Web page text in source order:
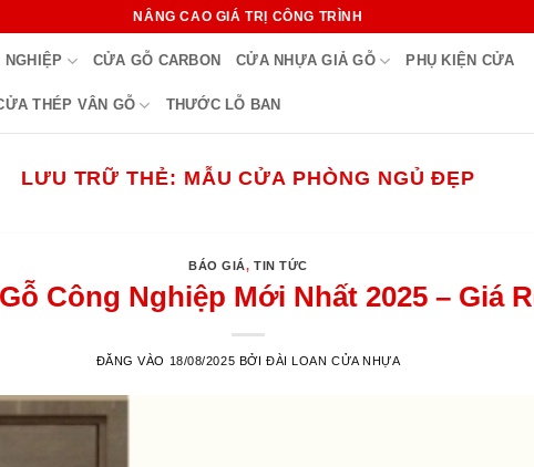
NÂNG CAO GIÁ TRỊ CÔNG TRÌNH
NGHIỆP CỬA GỖ CARBON CỬA NHỰA GIẢ GỖ PHỤ KIỆN CỬA
THÉP VÂN GỖ THƯỚC LỖ BAN
LƯU TRỮ THẺ: MẪU CỬA PHÒNG NGỦ ĐẸP
BÁO GIÁ,TIN TỨC
Công Nghiệp Mới Nhất 2025 – Giá
ĐĂNG VÀO 18/08/2025 BỞI ĐÀI LOAN CỬA NHỰA